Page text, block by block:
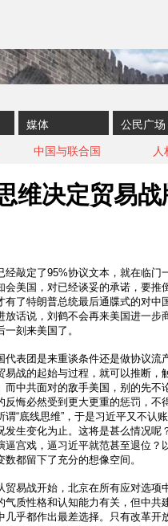
媒体 公民广场
中国与联合国 人
维决定贸易
经敲定了95%协议文本，就在临门
会美国，对已经谈妥的承诺，要推
有了特朗普总统最后通牒式的对中
放话说，刘鹤不会再来美国进一步
一刻来美国了。
代表团是来重谈条件还是做协议流
易战的起始与过程，就可以推断，
而中共面对的敌手美国，别的先不
反悔必然受到更大更重的惩罚，不
谓“底线思维”，于是习近平又不认
发生变化为止。这将是甚么情况呢
逼宫戏，逼习近平就范甚至退位？
数都留下了充分的想像空间。
贸易战开始，北京在所有应对选项
气质性格和认知能力有关，但中共
几乎都作出最差选择。只有改革开